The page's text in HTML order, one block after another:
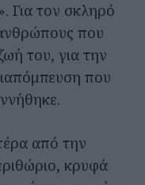
Για τον σκληρό
που
του, για την
που
από την
κρυφά